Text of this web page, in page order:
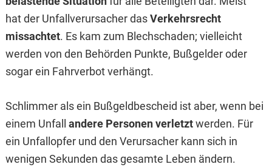
hat der Unfallverursacher dasVerkehrsrecht
missachtet. Es kam zum Blechschaden; vielleicht
werden von den Behörden Punkte, Bußgelder oder
sogar ein Fahrverbot verhängt.
Schlimmer als ein Bußgeldbescheid ist aber, wenn bei
einem Unfall andere Personen verletztwerden. Für
ein Unfallopfer und den Verursacher kann sich in
wenigen Sekunden das gesamte Leben ändern.